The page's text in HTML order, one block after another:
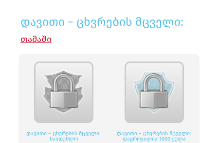
დავითი − ცხვრების მცველი:
ᲗᲐᲛᲐᲨᲘ
ᲓᲐᲕᲘᲗᲘ − ᲪᲮᲕᲠᲔᲑᲘᲡ ᲛᲪᲕᲔᲚᲘ:
ᲡᲐᲘᲓᲣᲛᲚᲝ
ᲓᲐᲕᲘᲗᲘ − ᲪᲮᲕᲠᲔᲑᲘᲡ ᲛᲪᲕᲔᲚᲘ:
ᲓᲐᲒᲠᲝᲕᲘᲚᲘᲐ 1000 ᲥᲣᲚᲐ